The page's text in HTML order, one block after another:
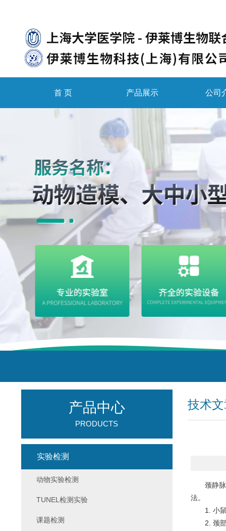
首 页 产品展示 公司
技术
颈静脉包
法。
1. 小鼠
2. 颈部
产品中心
PRODUCTS
实验检测
动物实验检测
TUNEL检测实验
课题检测